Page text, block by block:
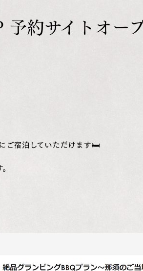
約サイトオー
ご宿泊 していただけます🛏️